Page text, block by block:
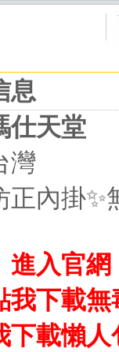
息
仕天堂
灣
內掛✨
進入官網
我下載無
下載懶人